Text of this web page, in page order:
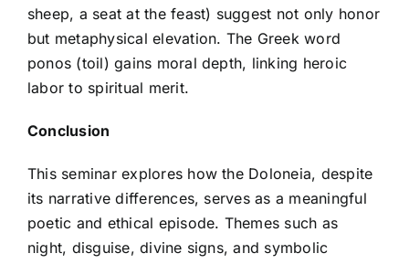
sheep, a seat at the feast) suggest not only honor
but metaphysical elevation. The Greek word
ponos (toil) gains moral depth, linking heroic
labor to spiritual merit.
Conclusion
This seminar explores how the Doloneia, despite
its narrative differences, serves as a meaningful
poetic and ethical episode. Themes such as
night, disguise, divine signs, and symbolic